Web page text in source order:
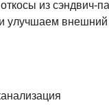
из сэндвич-
улучшаем внешний